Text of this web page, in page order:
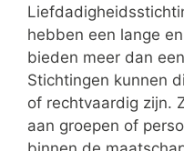
hebben een lange
bieden meer dan
Stichtingen kunnen
of rechtvaardig zijn.
aan groepen of